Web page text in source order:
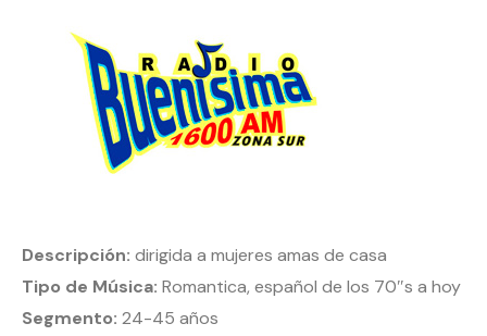
Descripción: dirigida a mujeres amas de casa
Tipo de Música: Romantica, español de los 70″s a hoy
Segmento: 24-45 años